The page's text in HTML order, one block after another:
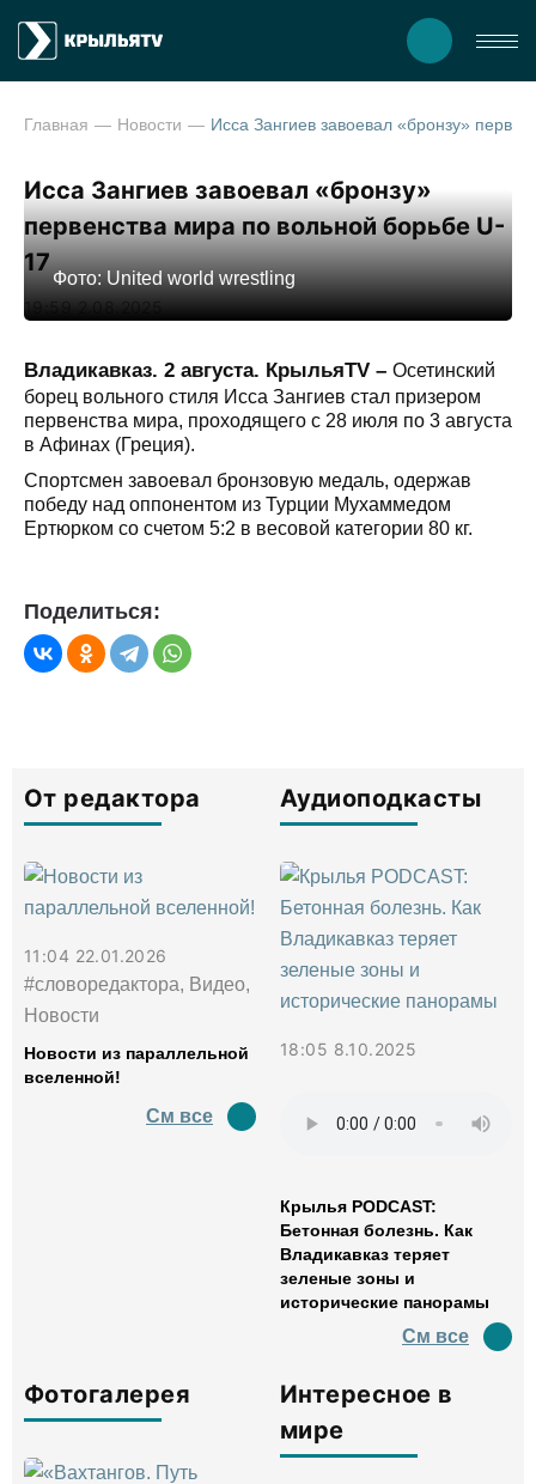
Главная Новости
Исса Зангиев завоевал «бронзу»
первенства мира по вольной борьбе U-
17
19:59 2.08.2025
Фото: United world wrestling
Владикавказ. 2 августа. КрыльяTV – Осетинский
борец вольного стиля Исса Зангиев стал призером
первенства мира, проходящего с 28 июля по 3 августа
в Афинах (Греция).
Спортсмен завоевал бронзовую медаль, одержав
победу над оппонентом из Турции Мухаммедом
Ертюрком со счетом 5:2 в весовой категории 80 кг.
Поделиться:
От редактора
11:04 22.01.2026
#словоредактора, Видео,
Новости
Новости из параллельной
вселенной!
См все
Аудиоподкасты
18:05 8.10.2025
Крылья PODCAST:
Бетонная болезнь. Как
Владикавказ теряет
зеленые зоны и
исторические панорамы
См все
Фотогалерея
Интересное в
мире